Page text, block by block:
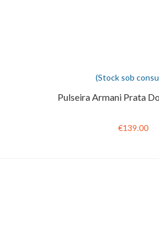
(Stock sob
Pulseira Armani Prata
€139.00